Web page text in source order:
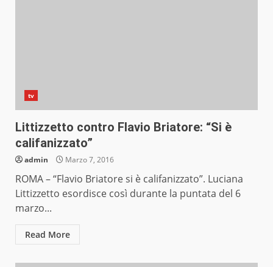
tv
Littizzetto contro Flavio Briatore: “Si è
califanizzato”
admin Marzo 7, 2016
ROMA – “Flavio Briatore si è califanizzato”. Luciana
Littizzetto esordisce così durante la puntata del 6
marzo...
Read More